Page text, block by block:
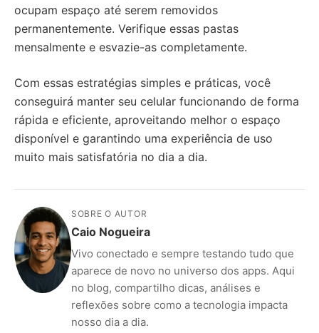
ocupam espaço até serem removidos
permanentemente. Verifique essas pastas
mensalmente e esvazie-as completamente.
Com essas estratégias simples e práticas, você
conseguirá manter seu celular funcionando de forma
rápida e eficiente, aproveitando melhor o espaço
disponível e garantindo uma experiência de uso
muito mais satisfatória no dia a dia.
SOBRE O AUTOR
Caio Nogueira
Vivo conectado e sempre testando tudo que
aparece de novo no universo dos apps. Aqui
no blog, compartilho dicas, análises e
reflexões sobre como a tecnologia impacta
nosso dia a dia.